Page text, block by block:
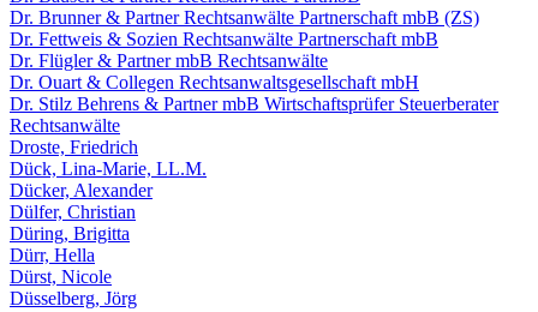
Dr. Brunner & Partner Rechtsanwälte Partnerschaft mbB (ZS)
Dr. Fettweis & Sozien Rechtsanwälte Partnerschaft mbB
Dr. Flügler & Partner mbB Rechtsanwälte
Dr. Ouart & Collegen Rechtsanwaltsgesellschaft mbH
Dr. Stilz Behrens & Partner mbB Wirtschaftsprüfer Steuerberater
Rechtsanwälte
Droste, Friedrich
Dück, Lina-Marie, LL.M.
Dücker, Alexander
Dülfer, Christian
Düring, Brigitta
Dürr, Hella
Dürst, Nicole
Düsselberg, Jörg